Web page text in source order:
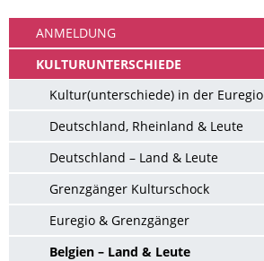
ANMELDUNG
KULTURUNTERSCHIEDE
Kultur(unterschiede) in der Euregio
Deutschland, Rheinland & Leute
Deutschland – Land & Leute
Grenzgänger Kulturschock
Euregio & Grenzgänger
Belgien – Land & Leute